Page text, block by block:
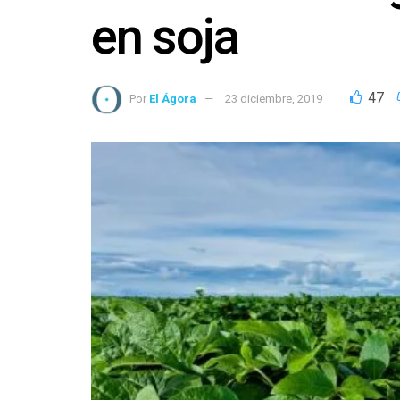
en soja
Por El Ágora 23 diciembre, 2019 47